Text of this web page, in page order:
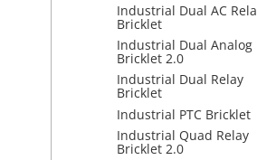
Industrial Dual AC
Bricklet
Industrial Dual Analog
Bricklet 2.0
Industrial Dual Relay
Bricklet
Industrial PTC Bricklet
Industrial Quad Relay
Bricklet 2.0